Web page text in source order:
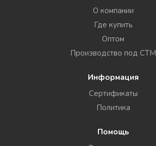
О компании
Где купить
Оптом
Производство под СТМ
Информация
Сертификаты
Политика
Помощь